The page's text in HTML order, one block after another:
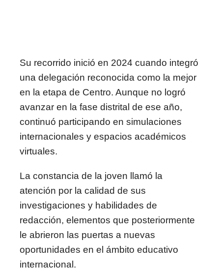
Su recorrido inició en 2024 cuando integró
una delegación reconocida como la mejor
en la etapa de Centro. Aunque no logró
avanzar en la fase distrital de ese año,
continuó participando en simulaciones
internacionales y espacios académicos
virtuales.
La constancia de la joven llamó la
atención por la calidad de sus
investigaciones y habilidades de
redacción, elementos que posteriormente
le abrieron las puertas a nuevas
oportunidades en el ámbito educativo
internacional.